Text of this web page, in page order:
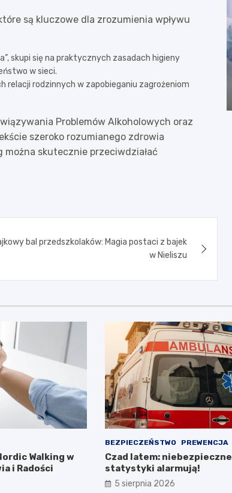
są kluczowe dla zrozumienia wpływu
skupi się na praktycznych zasadach higieny
w sieci.
relacji rodzinnych w zapobieganiu zagrożeniom
Problemów Alkoholowych oraz
szeroko rozumianego zdrowia
można skutecznie przeciwdziałać
bal przedszkolaków: Magia postaci z bajek
w Nieliszu
Walking w
i Radości
BEZPIECZEŃSTWO PREWENCJA
Czad latem: niebezpieczne
statystyki alarmują!
5 sierpnia 2026